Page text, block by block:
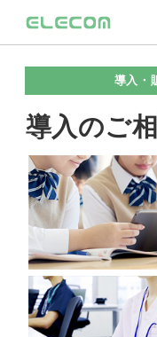
導入・
導入のご